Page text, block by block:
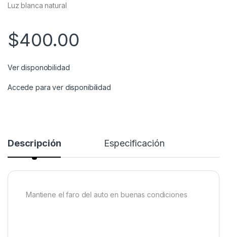
Luz blanca natural
$400.00
Ver disponobilidad
Accede para ver disponibilidad
Descripción Especificación
Mantiene el faro del auto en buenas condiciones